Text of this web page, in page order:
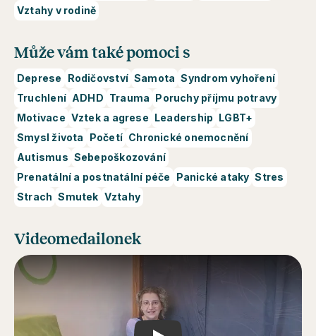
Vztahy v rodině
Může vám také pomoci s
Deprese Rodičovství Samota Syndrom vyhoření
Truchlení ADHD Trauma Poruchy příjmu potravy
Motivace Vztek a agrese Leadership LGBT+
Smysl života
Početí Chronické onemocnění
Autismus Sebepoškozování
Prenatální a postnatální péče
Panické ataky Stres
Strach Smutek Vztahy
Videomedailonek